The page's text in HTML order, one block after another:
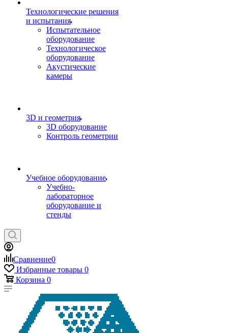
Технологические решения
и испытания
Испытательное
оборудование
Технологическое
оборудование
Акустические
камеры
3D и геометрия
3D оборудование
Контроль геометрии
Учебное оборудование
Учебно-
лабораторное
оборудование и
стенды
Сравнение0
Избранные товары 0
Корзина 0